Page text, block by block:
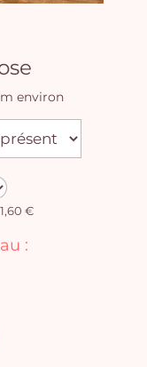
environ
€
: